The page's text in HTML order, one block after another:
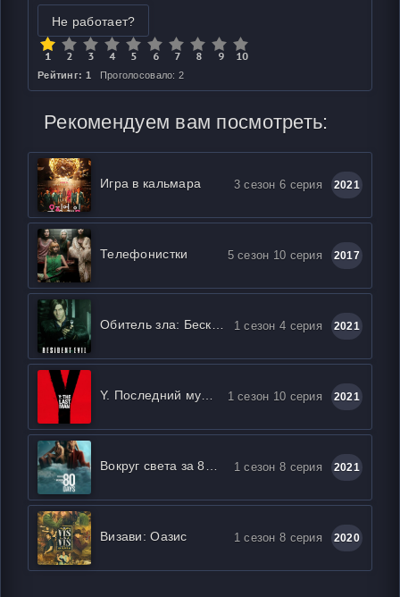
Не работает?
Рейтинг: 1 Проголосовало: 2
Рекомендуем вам посмотреть:
Игра в кальмара 3 сезон 6 серия 2021
Телефонистки 5 сезон 10 серия 2017
1 сезон 4 серия 2021
1 сезон 10 серия 2021
1 сезон 8 серия 2021
Визави: Оазис 1 сезон 8 серия 2020